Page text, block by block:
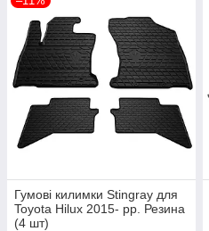
Гумові килимки Stingray для
Toyota Hilux 2015- рр. Резина
(4 шт)